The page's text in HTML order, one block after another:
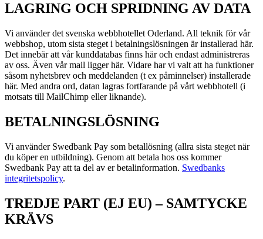
LAGRING OCH SPRIDNING AV DATA
Vi använder det svenska webbhotellet Oderland. All teknik för vår
webbshop, utom sista steget i betalningslösningen är installerad här.
Det innebär att vår kunddatabas finns här och endast administreras
av oss. Även vår mail ligger här. Vidare har vi valt att ha funktioner
såsom nyhetsbrev och meddelanden (t ex påminnelser) installerade
här. Med andra ord, datan lagras fortfarande på vårt webbhotell (i
motsats till MailChimp eller liknande).
BETALNINGSLÖSNING
Vi använder Swedbank Pay som betallösning (allra sista steget när
du köper en utbildning). Genom att betala hos oss kommer
Swedbank Pay att ta del av er betalinformation. Swedbanks
integritetspolicy.
TREDJE PART (EJ EU) – SAMTYCKE
KRÄVS